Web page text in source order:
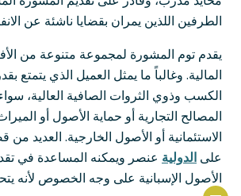
الطرفين اللذين يمران بقضايا ناشئة عن
يقدم توم المشورة لمجموعة متنوعة من
المالية. وغالباً ما يمثل العميل الذي يتمتع
الكسب وذوي الثروات الصافية العالية،
المصالح التجارية أو حماية الأصول أو
الاستئمانية أو الأصول الخارجية. العديد من
على الدولية عنصر ويمكنه المساعدة في
الأصول الإسبانية على وجه الخصوص لأنه
Urdu
Spanish
French
Portuguese